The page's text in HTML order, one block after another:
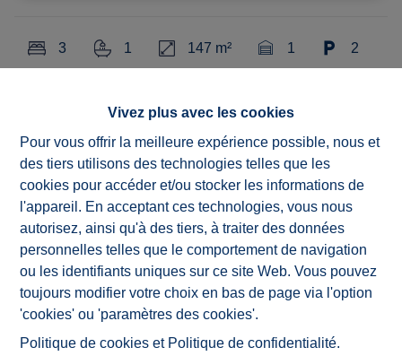
Vivez plus avec les cookies
Pour vous offrir la meilleure expérience possible, nous et
des tiers utilisons des technologies telles que les
cookies pour accéder et/ou stocker les informations de
l'appareil. En acceptant ces technologies, vous nous
autorisez, ainsi qu'à des tiers, à traiter des données
personnelles telles que le comportement de navigation
ou les identifiants uniques sur ce site Web. Vous pouvez
toujours modifier votre choix en bas de page via l'option
'cookies' ou 'paramètres des cookies'.
Politique de cookies et Politique de confidentialité.
3 1 147 m² 1 2
Située dans le cadre paisible et verdoyant d'Ellezelles,
cette maison neuve 3 façades, offre tout le confort
moderne. Grâce à sa conception écoénergétique, ses
panneaux photovoltaïques, son chauffage par le sol et son
système de récupération des eaux de pluie, elle garantit
un cadre de vie à la fois durable et confortable.
Au rez-de-chaussée, vous trouverez un hall d'entrée avec
WC séparé, un lumineux séjour, une cuisine entièrement
équipée ainsi qu'un garage avec porte sectionnelle